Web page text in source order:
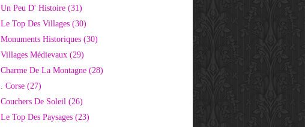
Un Peu D' Histoire (31)
Le Top Des Villages (30)
Monuments Historiques (30)
Villages Médievaux (29)
Charme De La Montagne (28)
. Corse (27)
Couchers De Soleil (26)
Le Top Des Paysages (23)